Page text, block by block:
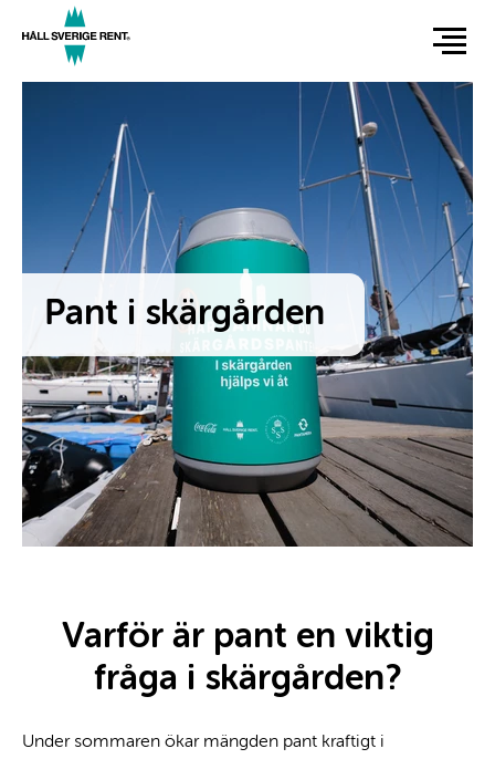
huvudinnehåll
Pant i skärgården
Varför är pant en viktig
fråga i skärgården?
Under sommaren ökar mängden pant kraftigt i